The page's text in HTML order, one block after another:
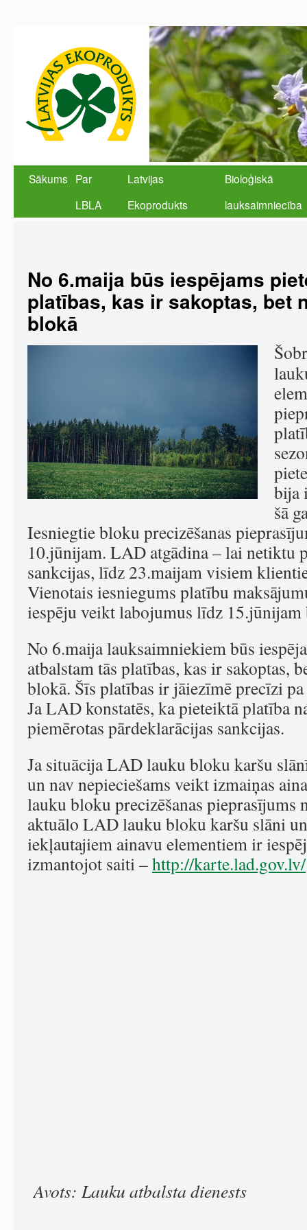
Sākums Par
LBLA
Latvijas
Ekoprodukts
Bioloģiskā
lauksaimniecība
No 6.maija būs iespējams
platības, kas ir sakoptas, bet
blokā
bija
šā
Iesniegtie bloku precizēšanas
10.jūnijam. LAD atgādina – lai netiktu
sankcijas, līdz 23.maijam visiem
Vienotais iesniegums platību
iespēju veikt labojumus līdz 15.jūnijam
No 6.maija lauksaimniekiem būs
atbalstam tās platības, kas ir sakoptas,
blokā. Šīs platības ir jāiezīmē precīzi
Ja LAD konstatēs, ka pieteiktā platība
piemērotas pārdeklarācijas sankcijas.
Ja situācija LAD lauku bloku karšu
un nav nepieciešams veikt izmaiņas
lauku bloku precizēšanas pieprasījums
aktuālo LAD lauku bloku karšu slāni
iekļautajiem ainavu elementiem ir
izmantojot saiti –http://karte.lad.gov.lv/
Avots: Lauku atbalsta dienests